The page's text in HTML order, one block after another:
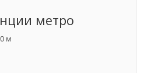
метро
м